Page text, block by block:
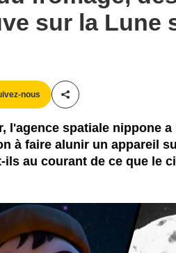
sur la Lune
nous
Partager cet article
l'agence spatiale nippone
à faire alunir un appareil
au courant de ce que le